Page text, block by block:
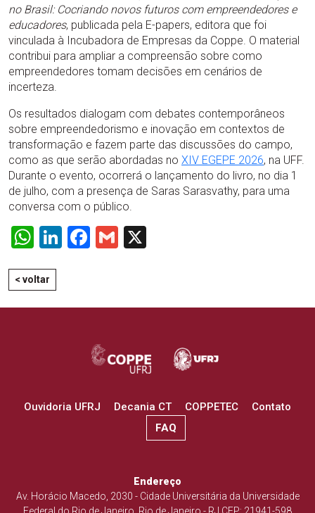
no Brasil: Cocriando novos futuros com empreendedores e
educadores, publicada pela E-papers, editora que foi
vinculada à Incubadora de Empresas da Coppe. O material
contribui para ampliar a compreensão sobre como
empreendedores tomam decisões em cenários de
incerteza.
Os resultados dialogam com debates contemporâneos
sobre empreendedorismo e inovação em contextos de
transformação e fazem parte das discussões do campo,
como as que serão abordadas no XIV EGEPE 2026, na UFF.
Durante o evento, ocorrerá o lançamento do livro, no dia 1
de julho, com a presença de Saras Sarasvathy, para uma
conversa com o público.
WhatsApp
LinkedIn
Facebook
Gmail
< voltar
Ouvidoria UFRJ Decania CT COPPETEC
Contato
FAQ
Endereço
Av. Horácio Macedo, 2030 - Cidade Universitária da Universidade
Federal do Rio de Janeiro, Rio de Janeiro - RJ CEP: 21941-598